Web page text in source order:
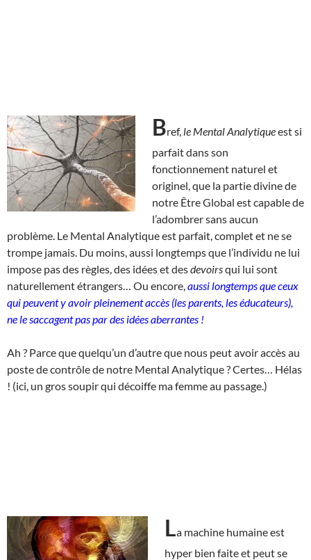
Bref, le Mental Analytiqueest si
parfait dans son
fonctionnement naturel et
originel, que la partie divine de
notre Être Global est capable de
l’adombrer sans aucun
problème. Le Mental Analytique est parfait, complet et ne se
trompe jamais. Du moins, aussi longtemps que l’individu ne lui
impose pas des règles, des idées et desdevoirsqui lui sont
naturellement étrangers… Ou encore, aussi longtemps que ceux
qui peuvent y avoir pleinement accès (les parents, les éducateurs),
ne le saccagent pas par des idées aberrantes !
Ah ? Parce que quelqu’un d’autre que nous peut avoir accès au
poste de contrôle de notre Mental Analytique ? Certes… Hélas
! (ici, un gros soupir qui décoiffe ma femme au passage.)
La machine humaine est
hyper bien faite et peut se